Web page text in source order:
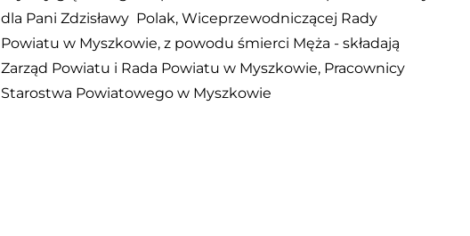
dla Pani Zdzisławy Polak, Wiceprzewodniczącej Rady
Powiatu w Myszkowie,z powodu śmierci Męża -składają
Zarząd Powiatu i Rada Powiatu w Myszkowie, Pracownicy
Starostwa Powiatowego w Myszkowie